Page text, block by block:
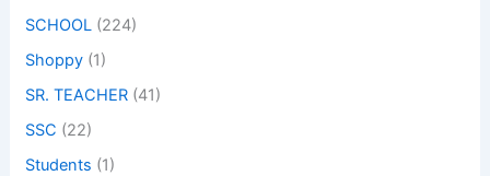
SCHOOL (224)
Shoppy (1)
SR. TEACHER (41)
SSC (22)
Students (1)